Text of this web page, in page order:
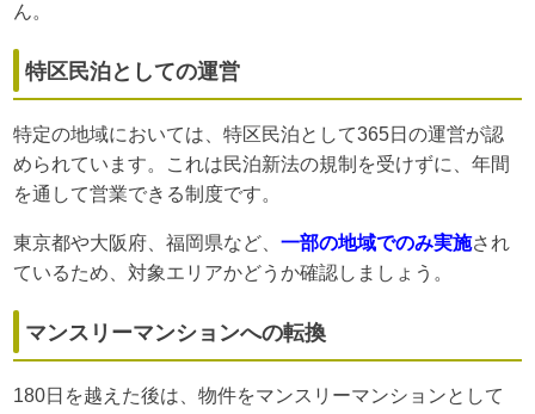
ん。
特区民泊としての運営
特定の地域においては、特区民泊として365日の運営が認
められています。これは民泊新法の規制を受けずに、年間
を通して営業できる制度です。
東京都や大阪府、福岡県など、一部の地域でのみ実施され
ているため、対象エリアかどうか確認しましょう。
マンスリーマンションへの転換
180日を越えた後は、物件をマンスリーマンションとして